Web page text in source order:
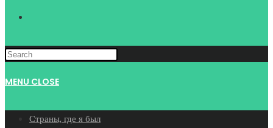
WEBSITE
MENU CLOSE
Страны, где я был